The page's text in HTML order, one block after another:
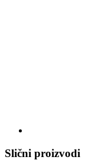
Slični proizvodi